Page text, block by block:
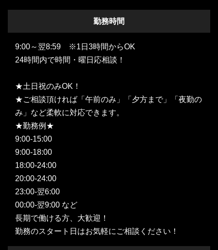
勤務時間
9:00～翌8:59 ※1日3時間からOK
24時間内で時間・曜日応相談！
★土日祝のみOK！
★ご相談頂ければ「午前のみ」「夕方まで」「夜勤の
み」など柔軟に対応できます。
★勤務例★
9:00-15:00
9:00-18:00
18:00-24:00
20:00-24:00
23:00-翌6:00
00:00-翌9:00 など
長期で働ける方、大歓迎！
勤務のスタート日はお気軽にご相談ください！